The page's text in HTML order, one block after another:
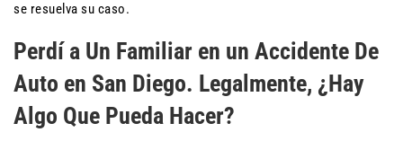
se resuelva su caso.
Perdí a Un Familiar en un Accidente De
Auto en San Diego. Legalmente, ¿Hay
Algo Que Pueda Hacer?